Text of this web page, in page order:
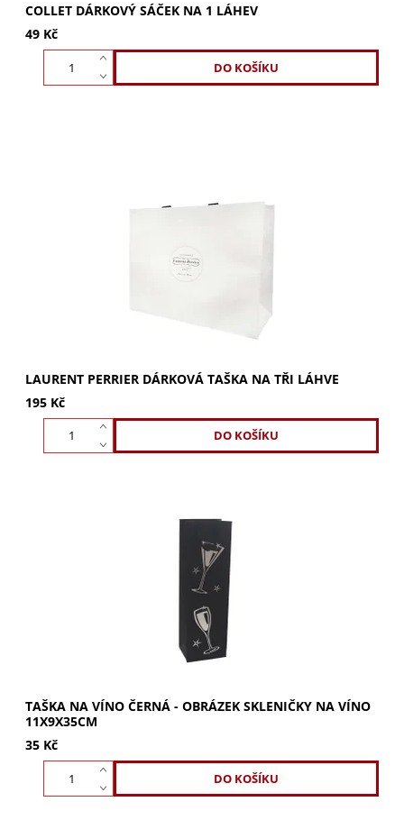
COLLET DÁRKOVÝ SÁČEK NA 1 LÁHEV
49 Kč
Perfektní pro každou příležitost, vytvořte
LAURENT PERRIER DÁRKOVÁ TAŠKA NA TŘI LÁHVE
195 Kč
Stylová černá taška na víno s potiskem skleničky. Rozměry
11x9x35cm, výška 36cm. Ideální pro dárkové balení. Kupte
TAŠKA NA VÍNO ČERNÁ - OBRÁZEK SKLENIČKY NA VÍNO
11X9X35CM
35 Kč